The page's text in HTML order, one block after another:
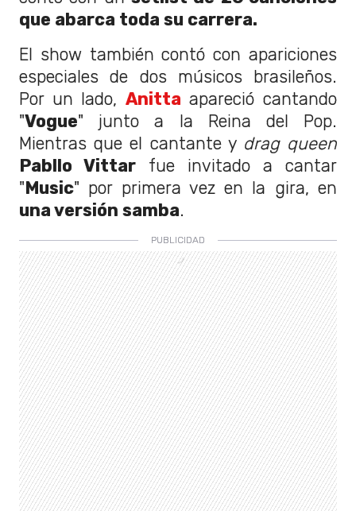
que abarca toda su carrera.
El show también contó con apariciones
especiales de dos músicos brasileños.
Por un lado, Anitta apareció cantando
"Vogue" junto a la Reina del Pop.
Mientras que el cantante y drag queen
Pabllo Vittar fue invitado a cantar
"Music" por primera vez en la gira, en
una versión samba.